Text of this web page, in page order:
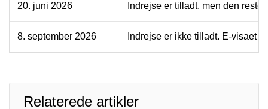
20. juni 2026 Indrejse er tilladt, men den
8. september 2026 Indrejse er ikke tilladt. E-visaet
Relaterede artikler